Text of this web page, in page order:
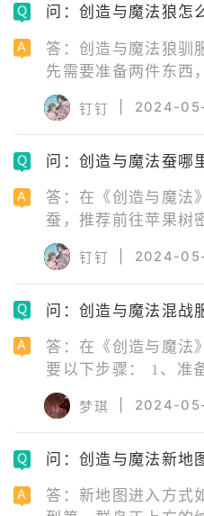
群岛有20个以上的刷
云斑鹦鸟的饲料包括
包，需要55包饲料来
问：创造与魔法狼怎
答：创造与魔法狼驯
先需要准备两件东西
下来找到狼，狼一般
上。 2、使用武器敲
头或铁，木质的最好
有防御性。
钉钉 2024-
问：创造与魔法蚕哪
答：在《创造与魔法
蚕，推荐前往苹果树
果树在丘陵、郁金香
分布，这些地方的苹
伐起来相对容易，因
附魔222带树伤的斧
钉钉 2024-
问：创造与魔法混战
答：在《创造与魔法
要以下步骤： 1、准
和食物。 3、选择合
坏。 5、注意杀气。
成果。 8、避免使用
游戏内的PVP活动，
必要的惩罚。
梦琪 2024-
问：创造与魔法新地
答：新地图进入方式